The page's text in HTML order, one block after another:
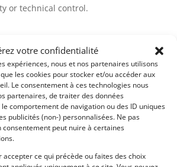
votre confidentialité
expériences, nous et nos partenaires utilisons
les cookies pour stocker et/ou accéder aux
Le consentement à ces technologies nous
partenaires, de traiter des données
comportement de navigation ou des ID uniques
publicités (non-) personnalisées. Ne pas
peut nuire à certaines
accepter ce qui précède ou faites des choix
or technical control.
expertise de ce modèle